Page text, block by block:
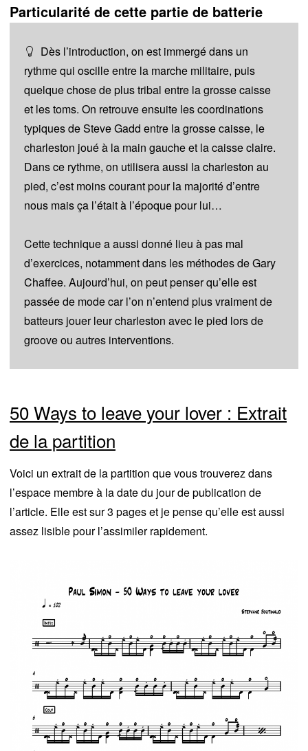
Particularité de cette partie de batterie
Dès l’introduction, on est immergé dans un
rythme qui oscille entre la marche militaire, puis
quelque chose de plus tribal entre la grosse caisse
et les toms. On retrouve ensuite les coordinations
typiques de Steve Gadd entre la grosse caisse, le
charleston joué à la main gauche et la caisse claire.
Dans ce rythme, on utilisera aussi la charleston au
pied, c’est moins courant pour la majorité d’entre
nous mais ça l’était à l’époque pour lui…
Cette technique a aussi donné lieu à pas mal
d’exercices, notamment dans les méthodes de Gary
Chaffee. Aujourd’hui, on peut penser qu’elle est
passée de mode car l’on n’entend plus vraiment de
batteurs jouer leur charleston avec le pied lors de
groove ou autres interventions.
50 Ways to leave your lover : Extrait
de la partition
Voici un extrait de la partition que vous trouverez dans
l’espace membre à la date du jour de publication de
l’article. Elle est sur 3 pages et je pense qu’elle est aussi
assez lisible pour l’assimiler rapidement.